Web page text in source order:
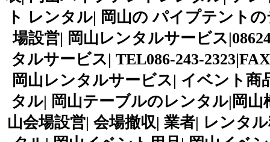
ト レンタル| 岡山の パイプテント
場設営| 岡山レンタルサービス
タルサービス| TEL086-243-
岡山レンタルサービス| イベント
タル| 岡山テーブルのレンタル|岡
山会場設営| 会場撤収| 業者| レンタ